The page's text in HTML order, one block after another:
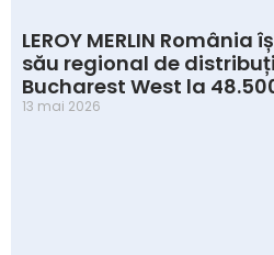
LEROY MERLIN
său regional de
Bucharest West la
13 mai 2026